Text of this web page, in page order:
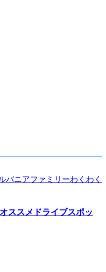
ススメドライブスポッ